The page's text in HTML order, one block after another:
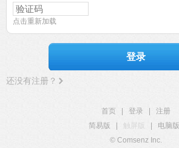
点击重新加载
登录
还没有注册？
首页 登录
注册
简易版
触屏版 电脑版
© Comsenz Inc.